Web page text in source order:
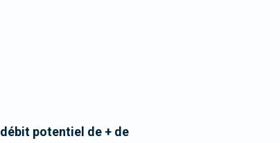
débit potentiel de + de